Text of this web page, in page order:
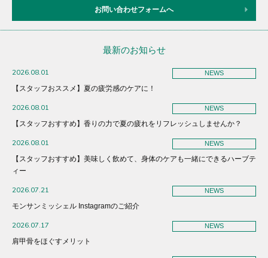
お問い合わせフォームへ
最新のお知らせ
2026.08.01 NEWS
【スタッフおススメ】夏の疲労感のケアに！
2026.08.01 NEWS
【スタッフおすすめ】香りの力で夏の疲れをリフレッシュしませんか？
2026.08.01 NEWS
【スタッフおすすめ】美味しく飲めて、身体のケアも一緒にできるハーブテ
ィー
2026.07.21 NEWS
モンサンミッシェル Instagramのご紹介
2026.07.17 NEWS
肩甲骨をほぐすメリット